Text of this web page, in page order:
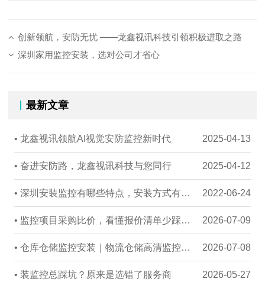
创新领航，安防无忧 ——龙鑫视讯科技引领积极进取之路
深圳家用监控安装，选对公司才省心
最新文章
2025-04-13
• 龙鑫视讯领航AI视觉安防监控新时代
2025-04-12
• 奋进安防路，龙鑫视讯科技与您同行
2022-06-24
2026-07-09
2026-07-08
2026-05-27
• 装监控总踩坑？原来是选错了服务商